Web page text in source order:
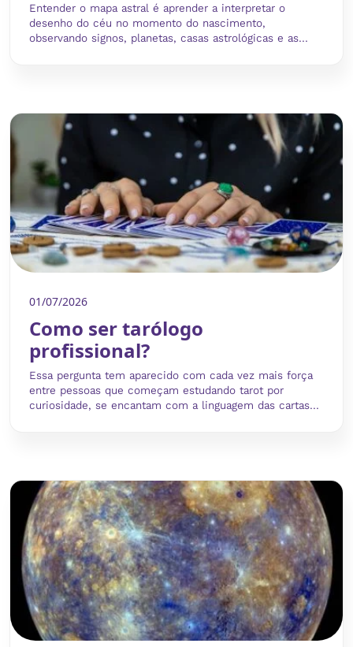
Entender o mapa astral é aprender a interpretar o
desenho do céu no momento do nascimento,
observando signos, planetas, casas astrológicas e as...
01/07/2026
Como ser tarólogo
profissional?
Essa pergunta tem aparecido com cada vez mais força
entre pessoas que começam estudando tarot por
curiosidade, se encantam com a linguagem das cartas...